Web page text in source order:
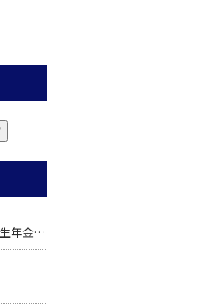
脱退一時金（国民年金・厚生年金）の上限が５年から８年に、再入国許可（みなし再入国許可を含む）有効期間内は受給不可へ。